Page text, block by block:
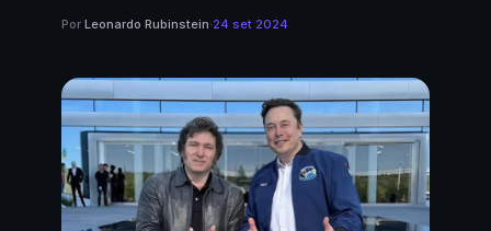
Por Leonardo Rubinstein·24 set 2024